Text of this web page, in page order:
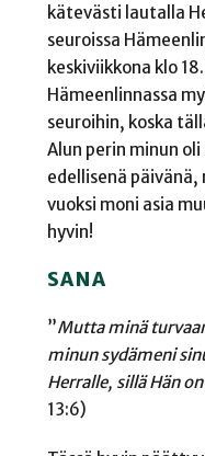
kätevästi lautalla
seuroissa
keskiviikkona klo
Hämeenlinnassa
seuroihin, koska
Alun perin minun
edellisenä
vuoksi moni asia
hyvin!
SANA
”Mutta minä
minun sydämeni
Herralle, sillä Hän
13:6)